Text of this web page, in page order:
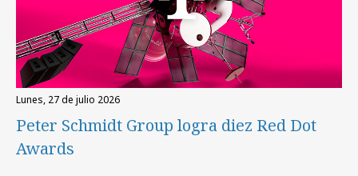
lunes, 27 de julio 2026
Peter Schmidt Group logra diez Red Dot
Awards